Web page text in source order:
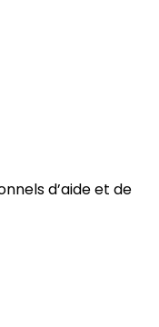
d’aide et de